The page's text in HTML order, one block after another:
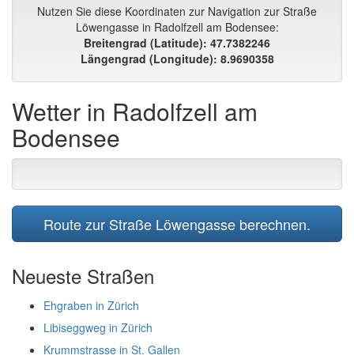
Nutzen Sie diese Koordinaten zur Navigation zur Straße
Löwengasse in Radolfzell am Bodensee:
Breitengrad (Latitude): 47.7382246
Längengrad (Longitude): 8.9690358
Wetter in Radolfzell am
Bodensee
Route zur Straße Löwengasse berechnen.
Neueste Straßen
Ehgraben in Zürich
Libiseggweg in Zürich
Krummstrasse in St. Gallen